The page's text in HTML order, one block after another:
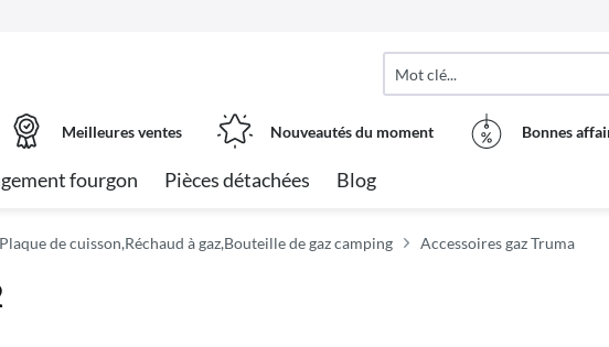
Meilleures ventes Nouveautés du moment Bonnes
fourgon Pièces détachées Blog
Plaque de cuisson,Réchaud à gaz,Bouteille de gaz camping Accessoires gaz Truma